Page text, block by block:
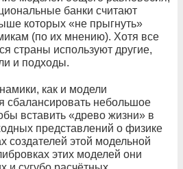
банки считают
которых «не прыгнуть»
(по их мнению). Хотя все
страны используют другие,
и подходы.
как и модели
сбалансировать небольшое
вставить «древо жизни» в
представлений о физике
создателей этой модельной
этих моделей они